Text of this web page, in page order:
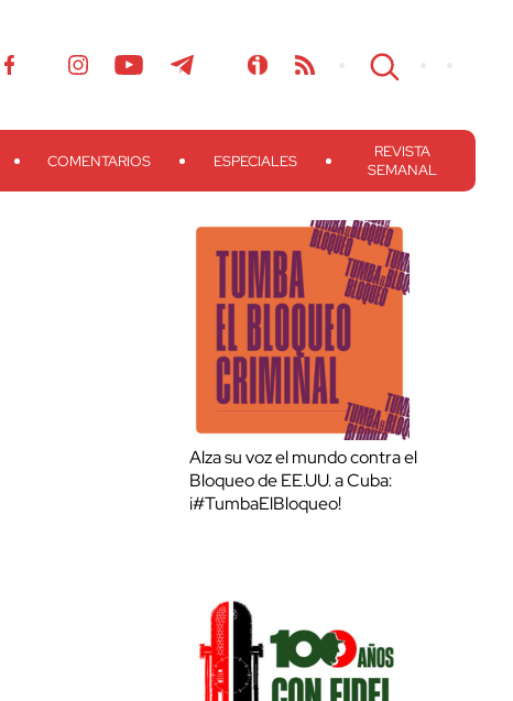
COMENTARIOS ESPECIALES
REVISTA
SEMANAL
Alza su voz el mundo contra el
Bloqueo de EE.UU. a Cuba:
¡#TumbaElBloqueo!